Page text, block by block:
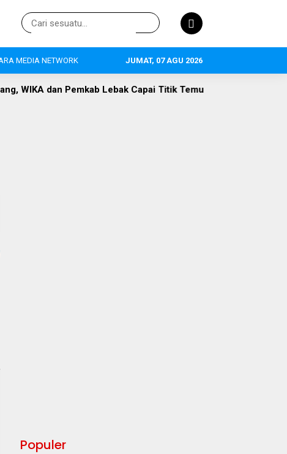
MEDIA NETWORK JUMAT, 07 AGU 2026
Lebak Capai Titik Temu DLH Lebak Dorong Perluasan
Populer